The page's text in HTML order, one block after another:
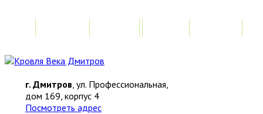
г. Дмитров, ул. Профессиональная,
дом 169, корпус 4
Посмотреть адрес